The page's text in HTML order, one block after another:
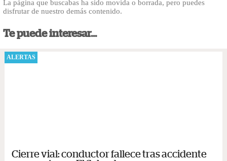
La página que buscabas ha sido movida o borrada, pero puedes
disfrutar de nuestro demás contenido.
Te puede interesar...
ALERTAS
Cierre vial: conductor fallece tras accidente